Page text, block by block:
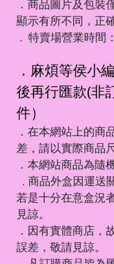
．商品圖片及包裝
顯示有所不同，正
． 特賣場營業時間
．麻煩等侯小
後再行匯款(非
件）
．在本網站上的商
差，請以實際商品
．本網站商品為隨
． 商品外盒因運送
若是十分在意盒況
見諒。
．因有實體商店，
誤差，敬請見諒。